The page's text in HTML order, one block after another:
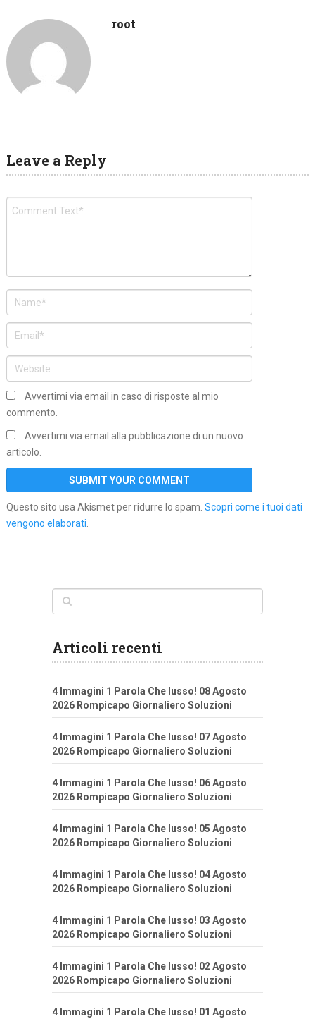
root
Leave a Reply
Avvertimi via email in caso di risposte al mio
commento.
Avvertimi via email alla pubblicazione di un nuovo
articolo.
Questo sito usa Akismet per ridurre lo spam. Scopri come i tuoi dati
vengono elaborati.
Articoli recenti
4 Immagini 1 Parola Che lusso! 08 Agosto
2026 Rompicapo Giornaliero Soluzioni
4 Immagini 1 Parola Che lusso! 07 Agosto
2026 Rompicapo Giornaliero Soluzioni
4 Immagini 1 Parola Che lusso! 06 Agosto
2026 Rompicapo Giornaliero Soluzioni
4 Immagini 1 Parola Che lusso! 05 Agosto
2026 Rompicapo Giornaliero Soluzioni
4 Immagini 1 Parola Che lusso! 04 Agosto
2026 Rompicapo Giornaliero Soluzioni
4 Immagini 1 Parola Che lusso! 03 Agosto
2026 Rompicapo Giornaliero Soluzioni
4 Immagini 1 Parola Che lusso! 02 Agosto
2026 Rompicapo Giornaliero Soluzioni
4 Immagini 1 Parola Che lusso! 01 Agosto